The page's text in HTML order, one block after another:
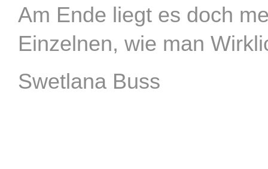
Am Ende liegt es doch
Einzelnen, wie man
Swetlana Buss